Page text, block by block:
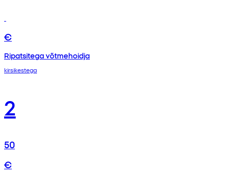
€
Ripatsitega võtmehoidja
kirsikestega
2
50
€